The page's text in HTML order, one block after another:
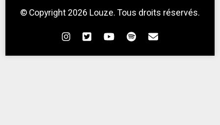
© Copyright 2026 Louze. Tous droits réservés.